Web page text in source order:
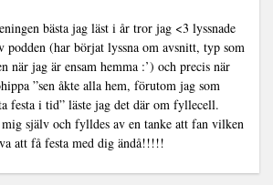
bästa jag läst i år tror jag <3 lyssnade
podden (har börjat lyssna om avsnitt, typ som
när jag är ensam hemma :’) och precis när
”sen åkte alla hem, förutom jag som
festa i tid” läste jag det där om fyllecell.
själv och fylldes av en tanke att fan vilken
att få festa med dig ändå!!!!!